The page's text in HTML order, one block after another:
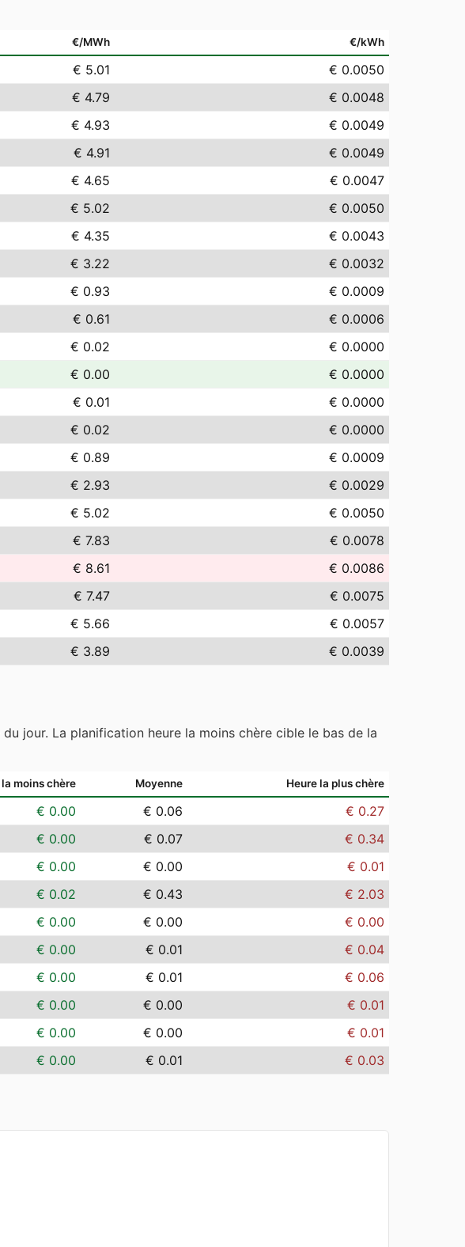
€/MWh €/kWh
€ 5.01
€ 0.0050
€ 4.79
€ 0.0048
€ 4.93
€ 0.0049
€ 4.91
€ 0.0049
€ 4.65
€ 0.0047
€ 5.02
€ 0.0050
€ 4.35
€ 0.0043
€ 3.22
€ 0.0032
€ 0.93
€ 0.0009
€ 0.61
€ 0.0006
€ 0.02
€ 0.0000
€ 0.00
€ 0.0000
€ 0.01
€ 0.0000
€ 0.02
€ 0.0000
€ 0.89
€ 0.0009
€ 2.93
€ 0.0029
€ 5.02
€ 0.0050
€ 7.83
€ 0.0078
€ 8.61
€ 0.0086
€ 7.47
€ 0.0075
€ 5.66
€ 0.0057
€ 3.89 € 0.0039
jour. La planification heure la moins chère cible le bas de la
la moins chère Moyenne Heure la plus chère
€ 0.00 € 0.06
€ 0.27
€ 0.00 € 0.07
€ 0.34
€ 0.00 € 0.00
€ 0.01
€ 0.02 € 0.43
€ 2.03
€ 0.00 € 0.00
€ 0.00
€ 0.00 € 0.01
€ 0.04
€ 0.00 € 0.01
€ 0.06
€ 0.00 € 0.00
€ 0.01
€ 0.00 € 0.00
€ 0.01
€ 0.00 € 0.01 € 0.03